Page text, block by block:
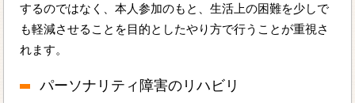
するのではなく、本人参加のもと、生活上の困難を少しで
も軽減させることを目的としたやり方で行うことが重視さ
れます。
パーソナリティ障害のリハビリ